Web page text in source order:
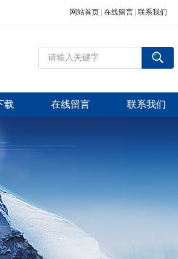
网站首页 在线留言 联系我们
载 在线留言 联系我们